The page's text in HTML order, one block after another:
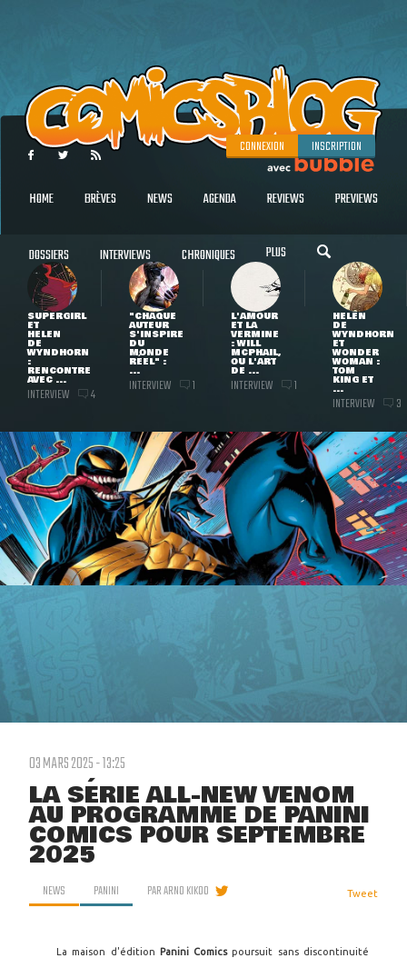
CONNEXION INSCRIPTION
HOME BRÈVES NEWS AGENDA REVIEWS PREVIEWS
DOSSIERS INTERVIEWS CHRONIQUES PLUS
SUPERGIRL
ET
HELEN
DE
WYNDHORN
:
RENCONTRE
AVEC ...
INTERVIEW 4
"CHAQUE
AUTEUR
S'INSPIRE
DU
MONDE
RÉEL" :
...
INTERVIEW 1
L'AMOUR
ET LA
VERMINE
: WILL
MCPHAIL,
OU L'ART
DE ...
INTERVIEW 1
HELEN
DE
WYNDHORN
ET
WONDER
WOMAN :
TOM
KING ET
...
INTERVIEW 3
03 MARS 2025 - 13:25
LA SÉRIE ALL-NEW VENOM
AU PROGRAMME DE PANINI
COMICS POUR SEPTEMBRE
2025
NEWS PANINI PARARNO KIKOO Tweet
La maison d'édition Panini Comicspoursuit sans discontinuité